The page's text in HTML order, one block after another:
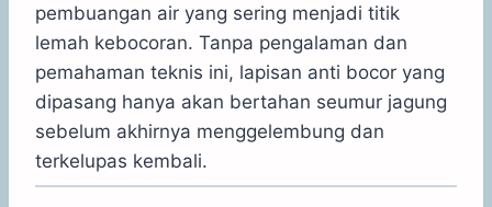
pembuangan air yang sering menjadi titik
lemah kebocoran. Tanpa pengalaman dan
pemahaman teknis ini, lapisan anti bocor yang
dipasang hanya akan bertahan seumur jagung
sebelum akhirnya menggelembung dan
terkelupas kembali.